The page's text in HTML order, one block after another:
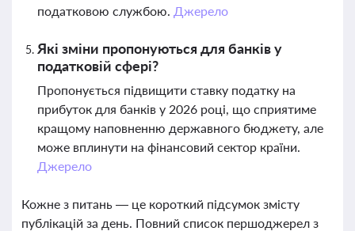
податковою службою. Джерело
Які зміни пропонуються для банків у
податковій сфері?
Пропонується підвищити ставку податку на
прибуток для банків у 2026 році, що сприятиме
кращому наповненню державного бюджету, але
може вплинути на фінансовий сектор країни.
Джерело
Кожне з питань — це короткий підсумок змісту
публікацій за день. Повний список першоджерел з